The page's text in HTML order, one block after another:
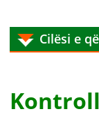
Cilësi e